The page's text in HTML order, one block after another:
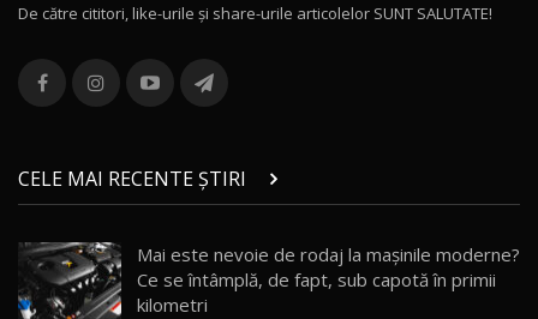
13
combină aventura cu luxul / AutoBlog.MD
36:08
chinez care face lumea să se întoarcă după el
/ AutoBlog.MD
17:27
15 14:37
De către cititori, like-urile şi share-urile articolelor SUNT SALUTATE!
CELE MAI RECENTE ȘTIRI
Mai este nevoie de rodaj la mașinile moderne?
Ce se întâmplă, de fapt, sub capotă în primii
kilometri